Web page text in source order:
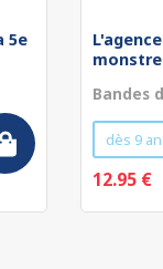
5e
Bandes
dès 9
12.95 €